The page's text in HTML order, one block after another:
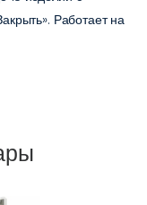
Работает на